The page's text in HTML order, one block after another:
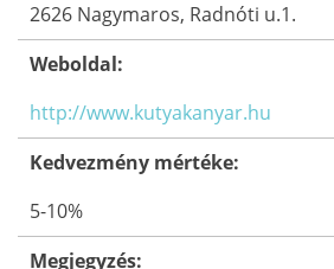
2626 Nagymaros, Radnóti u.1.
Weboldal:
http://www.kutyakanyar.hu
Kedvezmény mértéke:
5-10%
Megjegyzés: